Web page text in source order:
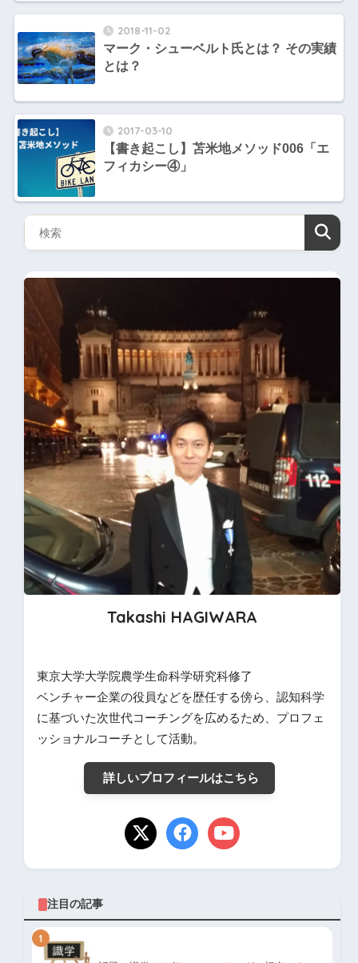
2018-11-02
マーク・シューベルト氏とは？ その実績
とは？
2017-03-10
【書き起こし】苫米地メソッド006「エ
フィカシー④」
Takashi HAGIWARA
東京大学大学院農学生命科学研究科修了
ベンチャー企業の役員などを歴任する傍ら、認知科学
に基づいた次世代コーチングを広めるため、プロフェ
ッショナルコーチとして活動。
詳しいプロフィールはこちら
注目の記事
1